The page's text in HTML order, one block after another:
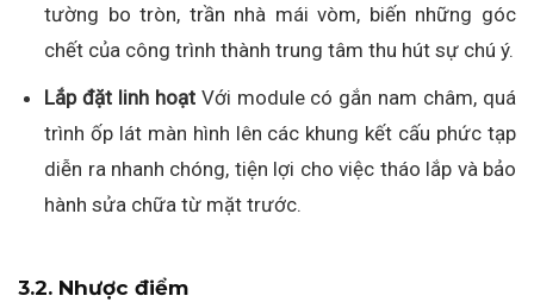
tường bo tròn, trần nhà mái vòm, biến những góc
chết của công trình thành trung tâm thu hút sự chú ý.
Lắp đặt linh hoạtVới module có gắn nam châm, quá
trình ốp lát màn hình lên các khung kết cấu phức tạp
diễn ra nhanh chóng, tiện lợi cho việc tháo lắp và bảo
hành sửa chữa từ mặt trước.
3.2. Nhược điểm